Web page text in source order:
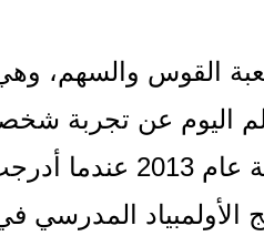
القوس والسهم، وهي
اليوم عن تجربة
،بدأت هذه التجربة
الأولمبياد المدرسي